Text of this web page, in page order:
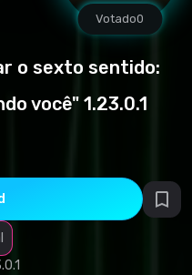
Votado0
o sexto sentido:
você" 1.23.0.1